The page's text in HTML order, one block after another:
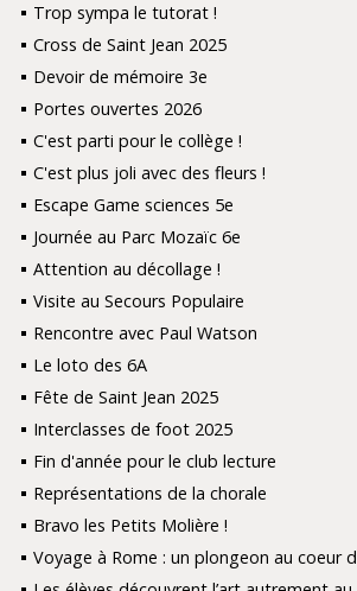
Trop sympa le tutorat !
Cross de Saint Jean 2025
Devoir de mémoire 3e
Portes ouvertes 2026
C'est parti pour le collège !
C'est plus joli avec des fleurs !
Escape Game sciences 5e
Journée au Parc Mozaïc 6e
Attention au décollage !
Visite au Secours Populaire
Rencontre avec Paul Watson
Le loto des 6A
Fête de Saint Jean 2025
Interclasses de foot 2025
Fin d'année pour le club lecture
Représentations de la chorale
Bravo les Petits Molière !
Voyage à Rome : un plongeon au coeur